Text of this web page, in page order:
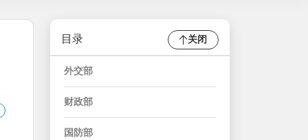
目录 关闭
外交部
财政部
国防部